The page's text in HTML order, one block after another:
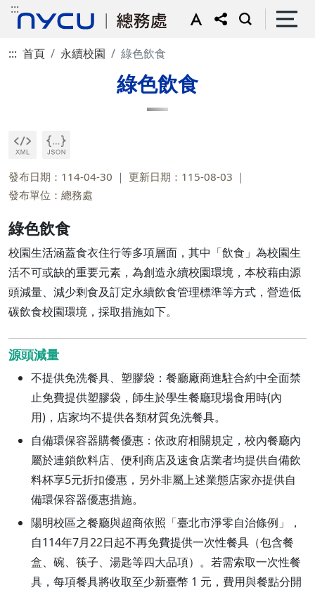
:::
::: 首頁 永續校園 綠色飲食
綠色飲食
發布日期：114-04-30
更新日期：115-08-03
發布單位：總務處
綠色飲食
校園生活涵蓋食衣住行等多項層面，其中「飲食」為校園生
活不可或缺的重要元素，為創造永續校園環境，本校藉由源
頭減量、減少剩食及訂定永續飲食管理標準等方式，營造低
碳飲食校園環境，採取措施如下。
源頭減量
不提供免洗餐具、塑膠袋：餐廳廠商進駐合約中全面禁
止免費提供塑膠袋，師生於學生餐廳現場食用時(內
用)，店家均不提供各類材質免洗餐具。
自備環保容器購餐優惠：依政府相關規定，校內餐廳內
屬於連鎖飲料店、便利商店及速食店業者均提供自備飲
料杯享5元折扣優惠，另外非屬上述業態店家亦提供自
備環保容器優惠措施。
陽明校區之餐廳與超商依照「臺北市淨零自治條例」，
自114年7月22日起不再免費提供一次性餐具（包含餐
盒、碗、筷子、湯匙等四大品項）。若需索取一次性餐
具，每項餐具將收取至少新臺幣 1 元，費用與餐點分開